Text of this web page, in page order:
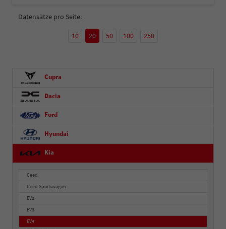
Datensätze pro Seite:
10 20 50 100 250
Cupra
Dacia
Ford
Hyundai
Kia
Ceed
Ceed Sportswagon
EV2
EV3
EV4